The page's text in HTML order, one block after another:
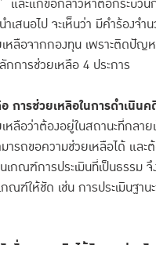
เสนอไป จะเห็นว่า มีคำร้องจ
หลือจากกองทุน เพราะติดปั
การช่วยเหลือ 4 ประการ
การช่วยเหลือในการดำเนินค
หลือว่าต้องอยู่ในสถานะที่กลา
ารถขอความช่วยเหลือได้ แล
เกณฑ์การประเมินที่เป็นธรรม
ฑ์ให้ชัด เช่น การประเมินฐา
ชั่วคราว หรือได้รับการประ